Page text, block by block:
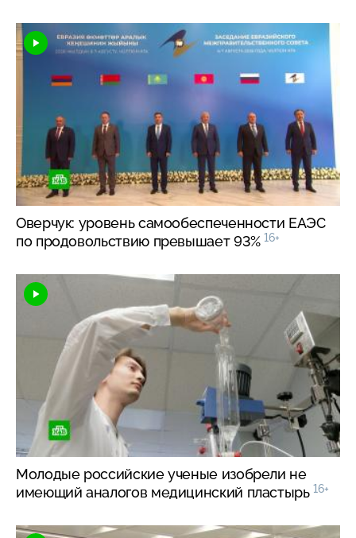
Оверчук: уровень самообеспеченности ЕАЭС
по продовольствию превышает 93% 16+
Молодые российские ученые изобрели не
имеющий аналогов медицинский пластырь 16+